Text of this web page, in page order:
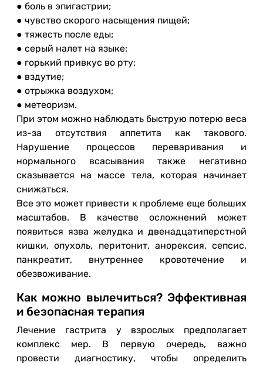
● боль в эпигастрии;
● чувство скорого насыщения пищей;
● тяжесть после еды;
● серый налет на языке;
● горький привкус во рту;
● вздутие;
● отрыжка воздухом;
● метеоризм.
При этом можно наблюдать быструю потерю веса
из-за отсутствия аппетита как такового.
Нарушение процессов переваривания и
нормального всасывания также негативно
сказывается на массе тела, которая начинает
снижаться.
Все это может привести к проблеме еще больших
масштабов. В качестве осложнений может
появиться язва желудка и двенадцатиперстной
кишки, опухоль, перитонит, анорексия, сепсис,
панкреатит, внутреннее кровотечение и
обезвоживание.
Как можно вылечиться? Эффективная
и безопасная терапия
Лечение гастрита у взрослых предполагает
комплекс мер. В первую очередь, важно
провести диагностику, чтобы определить